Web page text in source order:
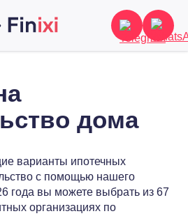
дома
варианты ипотечных
с помощью нашего
года вы можете выбрать из 67
организациях по